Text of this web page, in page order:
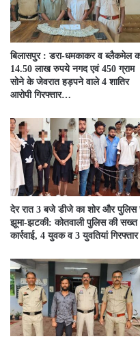
बिलासपुर : डरा-धमकाकर व ब्लैकमेल
14.50 लाख रुपये नगद एवं 450 ग्राम
सोने के जेवरात हड़पने वाले 4 शातिर
आरोपी गिरफ्तार…
देर रात 3 बजे डीजे का शोर और पुलिस
झूमा-झटकी: कोतवाली पुलिस की सख्त
कार्रवाई, 4 युवक व 3 युवतियां गिरफ्तार